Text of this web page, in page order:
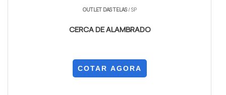
OUTLET DAS TELAS/ SP
CERCA DE ALAMBRADO
COTAR AGORA